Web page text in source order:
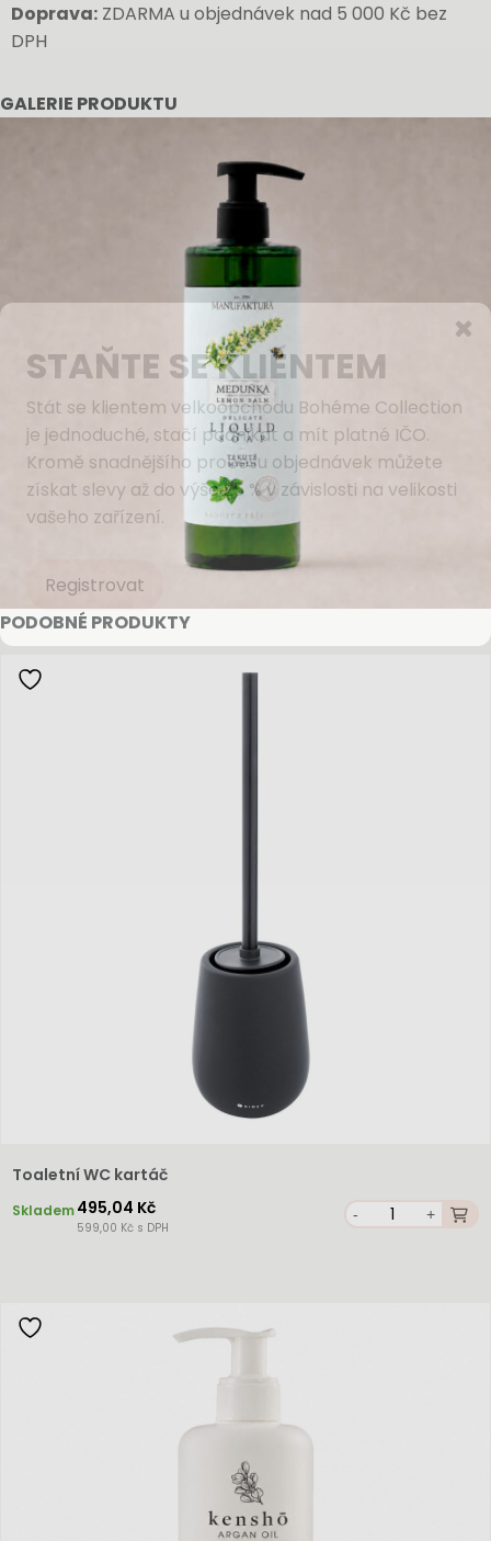
GALERIE PRODUKTU
Doprava: ZDARMA u objednávek nad 5 000 Kč bez
DPH
PODOBNÉ PRODUKTY
Toaletní WC kartáč
Skladem495,04 Kč
599,00 Kč s DPH
- +
STAŇTE SE KLIENTEM
Stát se klientem velkoobchodu Bohéme Collection
je jednoduché, stačí podnikat a mít platné IČO.
Kromě snadnějšího procesu objednávek můžete
získat slevy až do výše 25 % v závislosti na velikosti
vašeho zařízení.
Registrovat